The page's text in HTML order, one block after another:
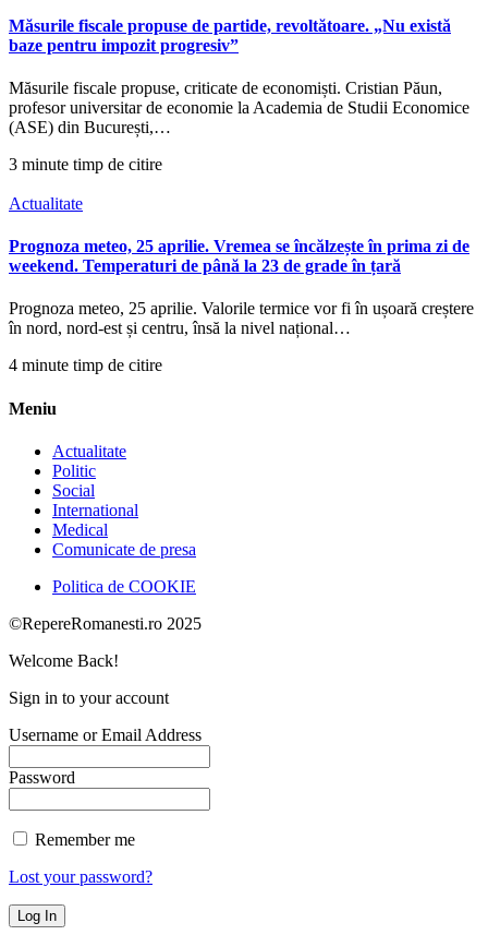
Măsurile fiscale propuse de partide, revoltătoare. „Nu există
baze pentru impozit progresiv”
Măsurile fiscale propuse, criticate de economiști. Cristian Păun,
profesor universitar de economie la Academia de Studii Economice
(ASE) din București,…
3 minute timp de citire
Actualitate
Prognoza meteo, 25 aprilie. Vremea se încălzește în prima zi de
weekend. Temperaturi de până la 23 de grade în țară
Prognoza meteo, 25 aprilie. Valorile termice vor fi în ușoară creștere
în nord, nord-est și centru, însă la nivel național…
4 minute timp de citire
Meniu
Actualitate
Politic
Social
International
Medical
Comunicate de presa
Politica de COOKIE
©RepereRomanesti.ro 2025
Welcome Back!
Sign in to your account
Username or Email Address
Password
Remember me
Lost your password?